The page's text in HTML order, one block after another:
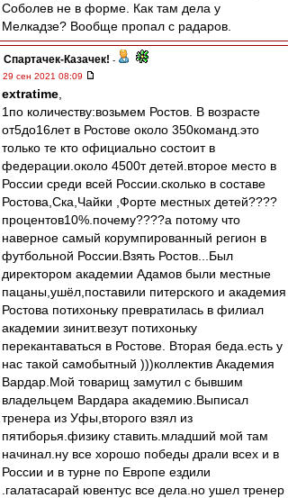
Соболев не в форме. Как там дела у
Мелкадзе? Вообще пропал с радаров.
Спартачек-Казачек! -
29 сен 2021 08:09
extratime
1по количеству:возьмем Ростов. В возрасте
от5до16лет в Ростове около 350команд.это
только те кто официально состоит в
федерации.около 4500т детей.второе место в
России среди всей России.сколько в составе
Ростова,Ска,Чайки ,Форте местных детей????
процентов10%.почему????а потому что
наверное самый корумпированный регион в
футбольной России.Взять Ростов...Был
директором академии Адамов были местные
пацаны,ушёл,поставили питерского и академия
Ростова потихоньку превратилась в филиал
академии зинит.везут потихоньку
перекантаваться в Ростове. Вторая беда.есть у
нас такой самобытный )))коллектив Академия
Вардар.Мой товарищ замутил с бывшим
владельцем Вардара академию.Выписал
тренера из Уфы,второго взял из
пятиборья.физику ставить.младший мой там
начинал.ну все хорошо победы драли всех и в
России и в турне по Европе ездили
.галатасарай ювентус все дела.но ушел тренер